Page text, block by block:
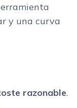
y una curva
razonable.